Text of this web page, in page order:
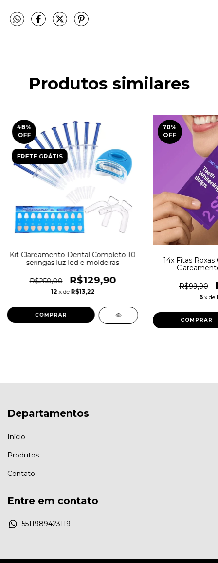
Produtos similares
48%
OFF
FRETE GRÁTIS
Kit Clareamento Dental Completo 10
seringas luz led e moldeiras
R$250,00 R$129,90
12 x de R$13,22
70%
OFF
14x Fitas Roxas
R$99,90
6 x de
Departamentos
Início
Produtos
Contato
Entre em contato
5511989423119